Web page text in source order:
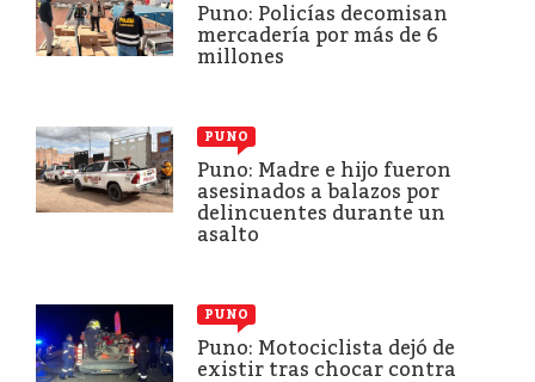
Puno: Policías decomisan
mercadería por más de 6
millones
PUNO
Puno: Madre e hijo fueron
asesinados a balazos por
delincuentes durante un
asalto
PUNO
Puno: Motociclista dejó de
existir tras chocar contra